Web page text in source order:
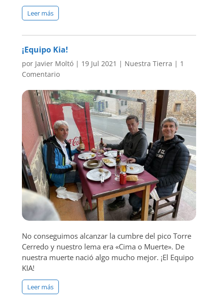
Leer más
¡Equipo Kia!
por Javier Moltó| 19 Jul 2021 | Nuestra Tierra | 1
Comentario
No conseguimos alcanzar la cumbre del pico Torre
Cerredo y nuestro lema era «Cima o Muerte». De
nuestra muerte nació algo mucho mejor. ¡El Equipo
KIA!
Leer más